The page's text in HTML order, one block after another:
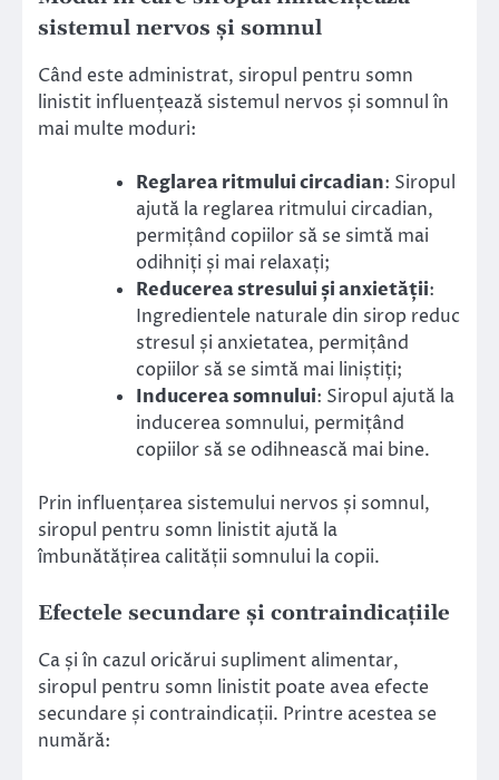
sistemul nervos și somnul
Când este administrat, siropul pentru somn
linistit influențează sistemul nervos și somnul în
mai multe moduri:
Reglarea ritmului circadian: Siropul
ajută la reglarea ritmului circadian,
permițând copiilor să se simtă mai
odihniți și mai relaxați;
Reducerea stresului și anxietății:
Ingredientele naturale din sirop reduc
stresul și anxietatea, permițând
copiilor să se simtă mai liniștiți;
Inducerea somnului: Siropul ajută la
inducerea somnului, permițând
copiilor să se odihnească mai bine.
Prin influențarea sistemului nervos și somnul,
siropul pentru somn linistit ajută la
îmbunătățirea calității somnului la copii.
Efectele secundare și contraindicațiile
Ca și în cazul oricărui supliment alimentar,
siropul pentru somn linistit poate avea efecte
secundare și contraindicații. Printre acestea se
numără: